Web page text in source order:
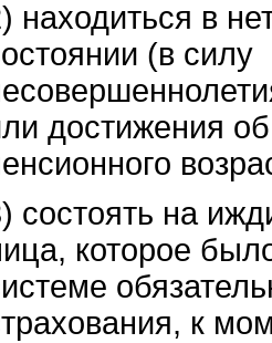
находиться в
(в силу
достижения
состоять на
которое
к